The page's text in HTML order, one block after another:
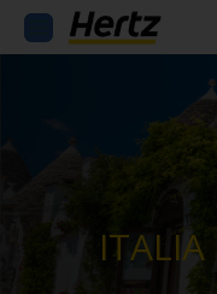
ITALIA